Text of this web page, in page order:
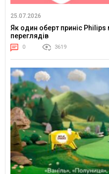
25.07.2026
Як один оберт приніс
переглядів
0 3619